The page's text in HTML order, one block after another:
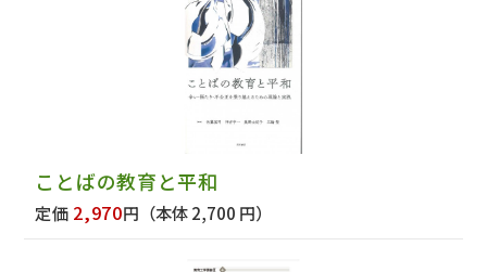
ことばの教育と平和
定価 2,970円 （本体 2,700 円）